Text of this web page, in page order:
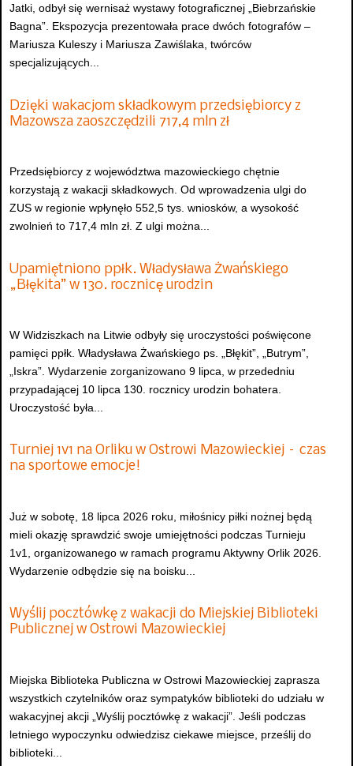
Jatki, odbył się wernisaż wystawy fotograficznej „Biebrzańskie
Bagna”. Ekspozycja prezentowała prace dwóch fotografów –
Mariusza Kuleszy i Mariusza Zawiślaka, twórców
specjalizujących...
Dzięki wakacjom składkowym przedsiębiorcy z
Mazowsza zaoszczędzili 717,4 mln zł
Przedsiębiorcy z województwa mazowieckiego chętnie
korzystają z wakacji składkowych. Od wprowadzenia ulgi do
ZUS w regionie wpłynęło 552,5 tys. wniosków, a wysokość
zwolnień to 717,4 mln zł. Z ulgi można...
Upamiętniono ppłk. Władysława Żwańskiego
„Błękita” w 130. rocznicę urodzin
W Widziszkach na Litwie odbyły się uroczystości poświęcone
pamięci ppłk. Władysława Żwańskiego ps. „Błękit”, „Butrym”,
„Iskra”. Wydarzenie zorganizowano 9 lipca, w przededniu
przypadającej 10 lipca 130. rocznicy urodzin bohatera.
Uroczystość była...
Turniej 1v1 na Orliku w Ostrowi Mazowieckiej – czas
na sportowe emocje!
Już w sobotę, 18 lipca 2026 roku, miłośnicy piłki nożnej będą
mieli okazję sprawdzić swoje umiejętności podczas Turnieju
1v1, organizowanego w ramach programu Aktywny Orlik 2026.
Wydarzenie odbędzie się na boisku...
Wyślij pocztówkę z wakacji do Miejskiej Biblioteki
Publicznej w Ostrowi Mazowieckiej
Miejska Biblioteka Publiczna w Ostrowi Mazowieckiej zaprasza
wszystkich czytelników oraz sympatyków biblioteki do udziału w
wakacyjnej akcji „Wyślij pocztówkę z wakacji”. Jeśli podczas
letniego wypoczynku odwiedzisz ciekawe miejsce, prześlij do
biblioteki...